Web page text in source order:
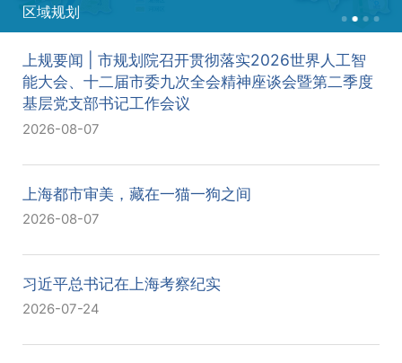
上规要闻 | 市规划院召开贯彻落实2026世界人工智
能大会、十二届市委九次全会精神座谈会暨第二季度
基层党支部书记工作会议
2026-08-07
上海都市审美，藏在一猫一狗之间
2026-08-07
习近平总书记在上海考察纪实
2026-07-24